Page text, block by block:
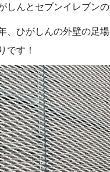
しんとセブンイレブン
、ひがしんの外壁の足
です！